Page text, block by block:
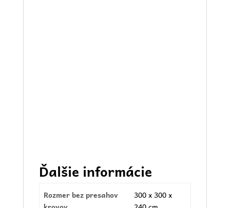
Ďalšie informácie
Rozmer bez presahov
300 x 300 x